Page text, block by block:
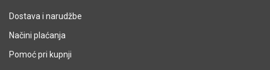
Dostava i narudžbe
Načini plaćanja
Pomoć pri kupnji